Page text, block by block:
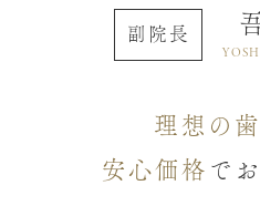
副院長
理想の
安心価格 で